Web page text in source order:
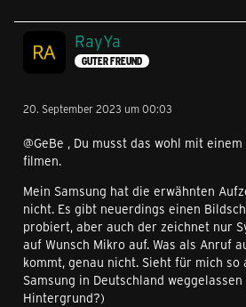
RayYa
GUTER FREUND
20. September 2023 um 00:03
@GeBe , Du musst das wohl mit
filmen.
Mein Samsung hat die erwähnten
nicht. Es gibt neuerdings einen
probiert, aber auch der zeichnet nur
auf Wunsch Mikro auf. Was als Anruf
kommt, genau nicht. Sieht für mich so
Samsung in Deutschland
Hintergrund?)